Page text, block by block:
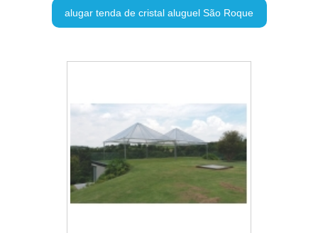
alugar tenda de cristal aluguel São Roque